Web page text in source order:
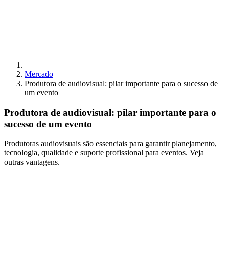
Mercado
Produtora de audiovisual: pilar importante para o sucesso de
um evento
Produtora de audiovisual: pilar importante para o
sucesso de um evento
Produtoras audiovisuais são essenciais para garantir planejamento,
tecnologia, qualidade e suporte profissional para eventos. Veja
outras vantagens.